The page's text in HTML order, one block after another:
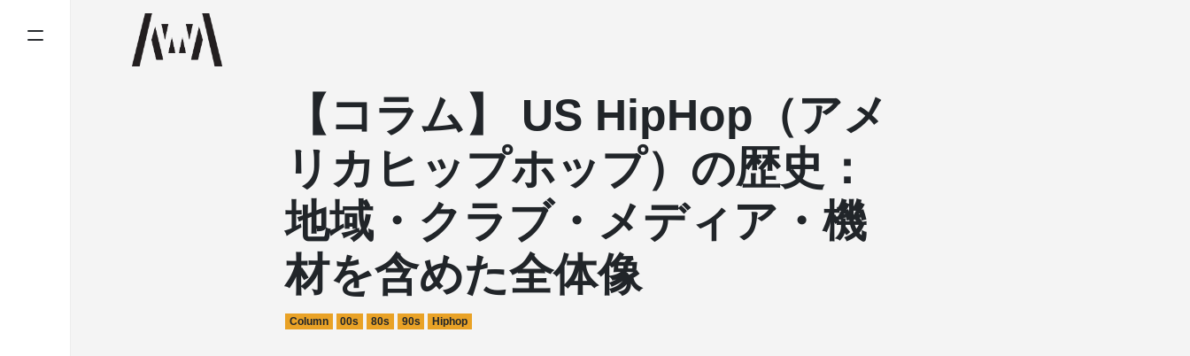
【コラム】 US HipHop（アメ
リカヒップホップ）の歴史：
地域・クラブ・メディア・機
材を含めた全体像
Column 00s 80s 90s Hiphop